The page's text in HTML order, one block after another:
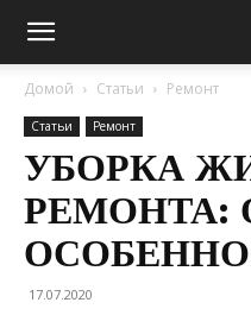
Домой Статьи Ремонт
Статьи Ремонт
УБОРКА
РЕМОНТА:
17.07.2020